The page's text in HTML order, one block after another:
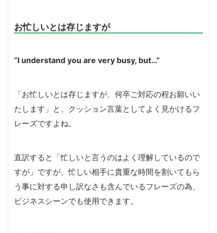
お忙しいとは存じますが
“I understand you are very busy, but…”
「お忙しいとは存じますが、何卒ご対応の程お願いい
たします」と、クッション言葉としてよく見かけるフ
レーズですよね。
直訳すると「忙しいと言うのはよく理解しているので
すが」ですが、忙しい相手に貴重な時間を割いてもら
う事に対する申し訳なさも含んでいるフレーズの為、
ビジネスシーンでも使用できます。